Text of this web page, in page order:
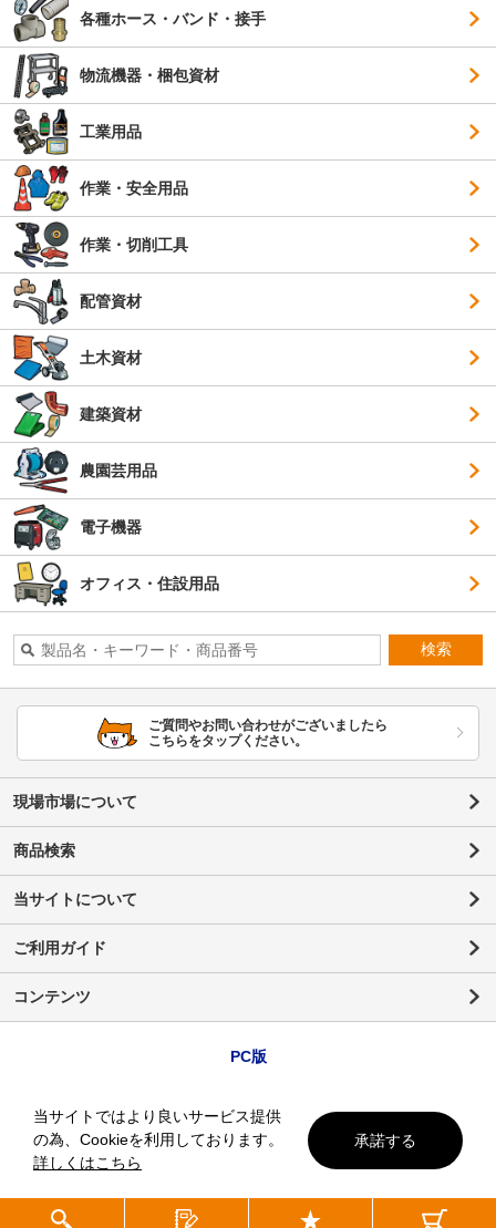
各種ホース・バンド・接手
物流機器・梱包資材
工業用品
作業・安全用品
作業・切削工具
配管資材
土木資材
建築資材
農園芸用品
電子機器
オフィス・住設用品
検索
ご質問やお問い合わせがございましたら
こちらをタップください。
現場市場について
商品検索
当サイトについて
ご利用ガイド
コンテンツ
PC版
当サイトではより良いサービス提供
の為、Cookieを利用しております。
詳しくはこちら
承諾する